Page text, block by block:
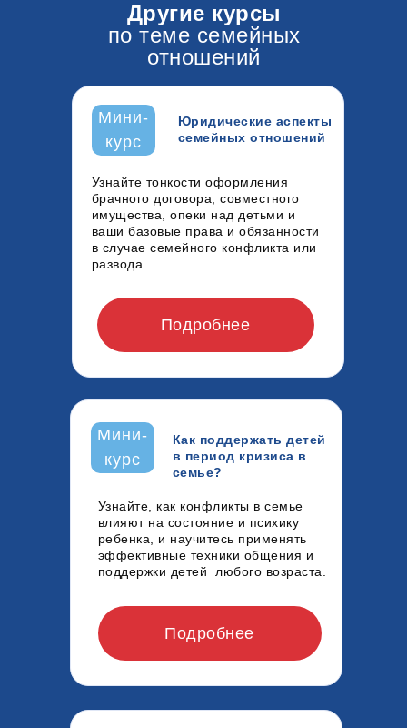
Другие курсы
по теме семейных
отношений
Подробнее
Мини-
курс
Узнайте, как конфликты в семье
влияют на состояние и психику
ребенка, и научитесь применять
эффективные техники общения и
поддержки детей любого возраста.
Узнайте тонкости оформления
брачного договора, совместного
имущества, опеки над детьми и
ваши базовые права и обязанности
в случае семейного конфликта или
развода.
Юридические аспекты
семейных отношений
Мини-
курс
Как поддержать детей
в период кризиса в
семье?
Подробнее